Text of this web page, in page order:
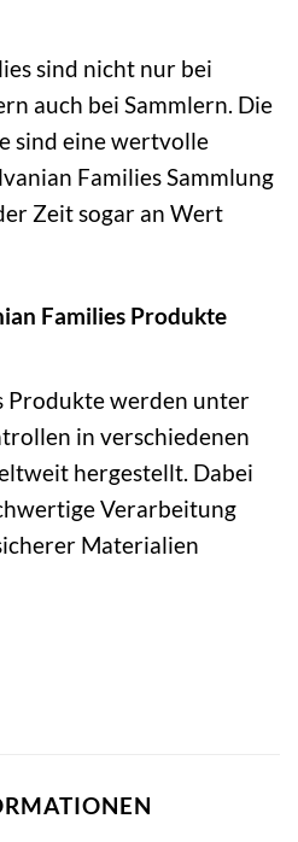
sind nicht nur bei
auch bei Sammlern. Die
sind eine wertvolle
Families Sammlung
Zeit sogar an Wert
Families Produkte
Produkte werden unter
in verschiedenen
hergestellt. Dabei
Verarbeitung
Materialien